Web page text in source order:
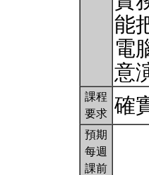
能
電
意
課程
要求 確
預期
每週
課前